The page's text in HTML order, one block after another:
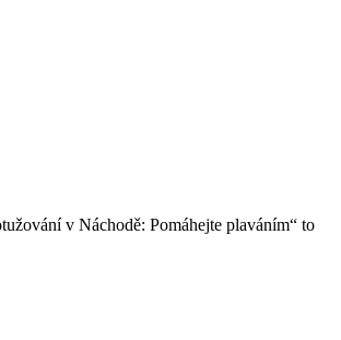
v Náchodě: Pomáhejte plaváním“ to